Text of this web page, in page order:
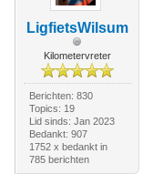
LigfietsWilsum
Kilometervreter
Berichten: 830
Topics: 19
Lid sinds: Jan 2023
Bedankt: 907
1752 x bedankt in
785 berichten